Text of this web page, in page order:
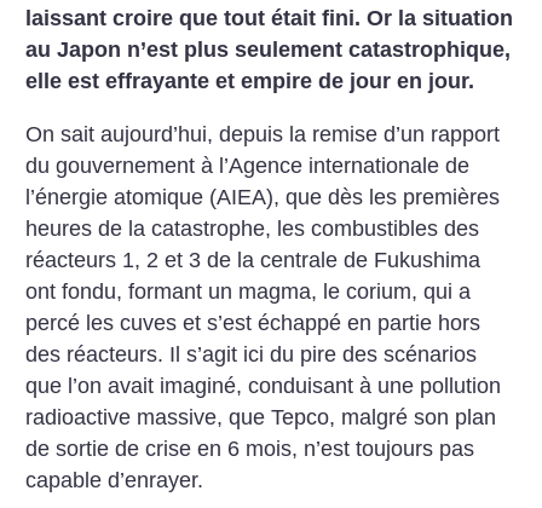
laissant croire que tout était fini. Or la situation
au Japon n’est plus seulement catastrophique,
elle est effrayante et empire de jour en jour.
On sait aujourd’hui, depuis la remise d’un rapport
du gouvernement à l’Agence internationale de
l’énergie atomique (AIEA), que dès les premières
heures de la catastrophe, les combustibles des
réacteurs 1, 2 et 3 de la centrale de Fukushima
ont fondu, formant un magma, le corium, qui a
percé les cuves et s’est échappé en partie hors
des réacteurs. Il s’agit ici du pire des scénarios
que l’on avait imaginé, conduisant à une pollution
radioactive massive, que Tepco, malgré son plan
de sortie de crise en 6 mois, n’est toujours pas
capable d’enrayer.